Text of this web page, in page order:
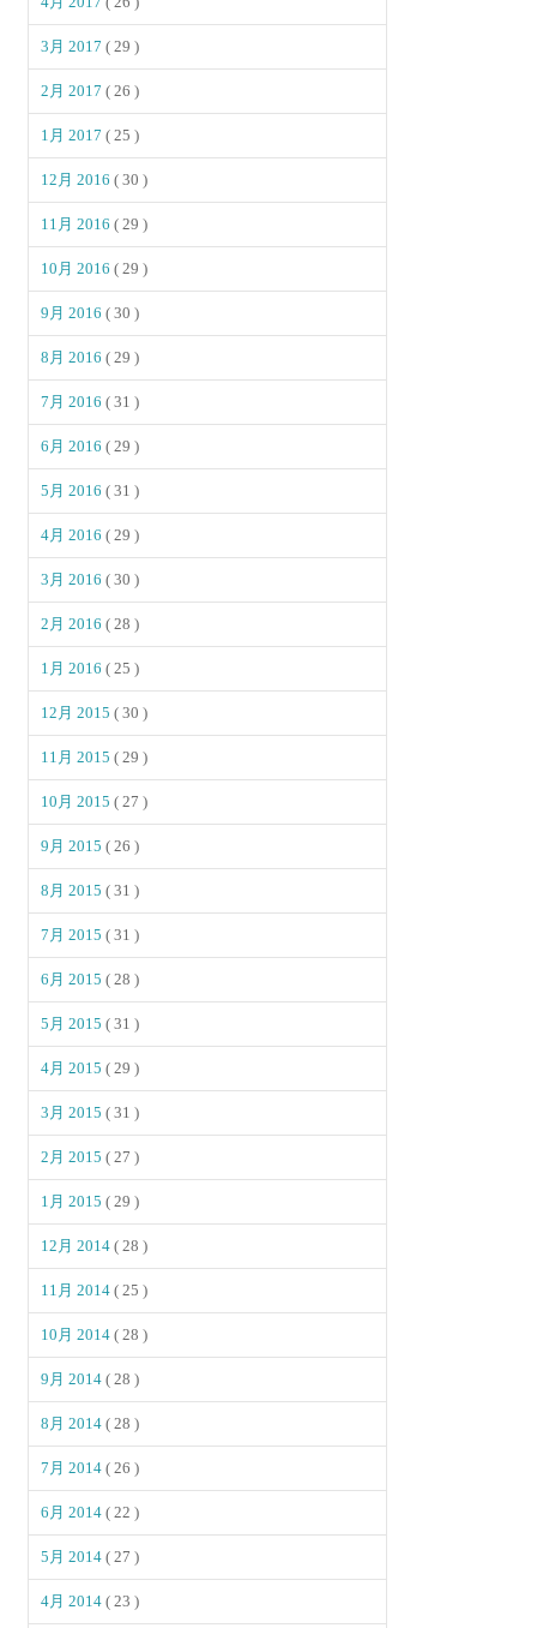
3月 2017( 29 )
2月 2017( 26 )
1月 2017( 25 )
12月 2016( 30 )
11月 2016( 29 )
10月 2016( 29 )
9月 2016( 30 )
8月 2016( 29 )
7月 2016( 31 )
6月 2016( 29 )
5月 2016( 31 )
4月 2016( 29 )
3月 2016( 30 )
2月 2016( 28 )
1月 2016( 25 )
12月 2015( 30 )
11月 2015( 29 )
10月 2015( 27 )
9月 2015( 26 )
8月 2015( 31 )
7月 2015( 31 )
6月 2015( 28 )
5月 2015( 31 )
4月 2015( 29 )
3月 2015( 31 )
2月 2015( 27 )
1月 2015( 29 )
12月 2014( 28 )
11月 2014( 25 )
10月 2014( 28 )
9月 2014( 28 )
8月 2014( 28 )
7月 2014( 26 )
6月 2014( 22 )
5月 2014( 27 )
4月 2014( 23 )